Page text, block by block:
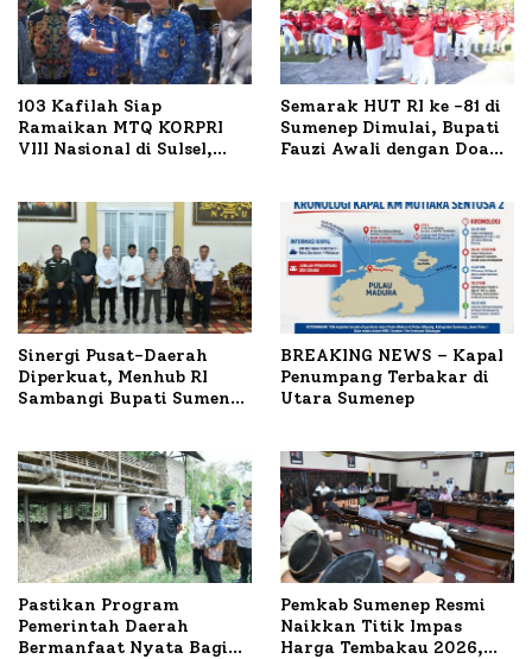
103 Kafilah Siap
Ramaikan MTQ KORPRI
VIII Nasional di Sulsel,
Semarak HUT RI ke -81 di
Sumenep Dimulai, Bupati
Fauzi Awali dengan Doa
Sinergi Pusat-Daerah
Diperkuat, Menhub RI
Sambangi Bupati Sumenep
BREAKING NEWS – Kapal
Penumpang Terbakar di
Utara Sumenep
Pastikan Program
Pemerintah Daerah
Bermanfaat Nyata Bagi
Pemkab Sumenep Resmi
Naikkan Titik Impas
Harga Tembakau 2026,